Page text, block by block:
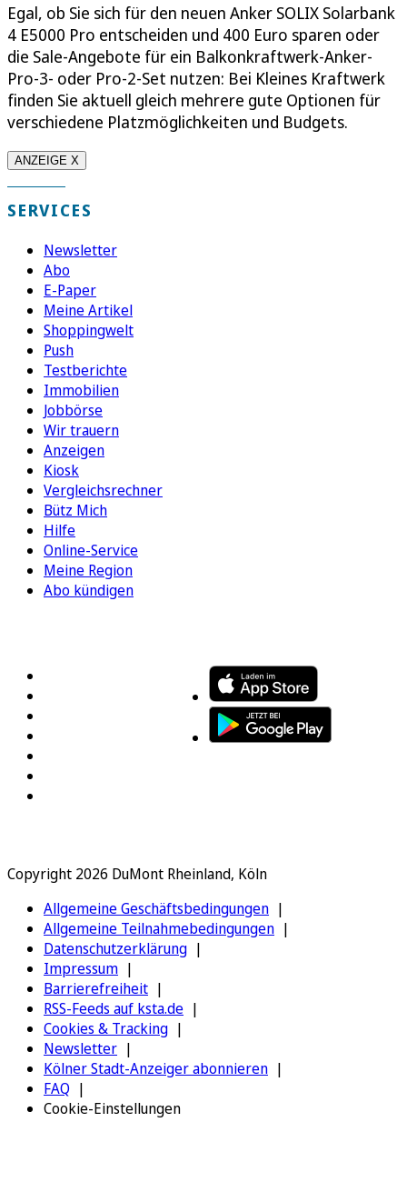
Egal, ob Sie sich für den neuen Anker SOLIX Solarbank
4 E5000 Pro entscheiden und 400 Euro sparen oder
die Sale-Angebote für ein Balkonkraftwerk-Anker-
Pro-3- oder Pro-2-Set nutzen: Bei Kleines Kraftwerk
finden Sie aktuell gleich mehrere gute Optionen für
verschiedene Platzmöglichkeiten und Budgets.
ANZEIGE X
SERVICES
Newsletter
Abo
E-Paper
Meine Artikel
Shoppingwelt
Push
Testberichte
Immobilien
Jobbörse
Wir trauern
Anzeigen
Kiosk
Vergleichsrechner
Bütz Mich
Hilfe
Online-Service
Meine Region
Abo kündigen
Copyright 2026 DuMont Rheinland, Köln
Allgemeine Geschäftsbedingungen
Allgemeine Teilnahmebedingungen
Datenschutzerklärung
Impressum
Barrierefreiheit
RSS-Feeds auf ksta.de
Cookies & Tracking
Newsletter
Kölner Stadt-Anzeiger abonnieren
FAQ
Cookie-Einstellungen